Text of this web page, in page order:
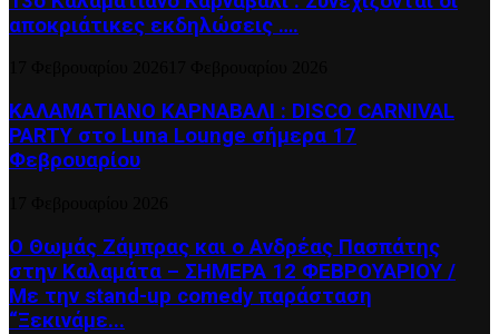
αποκριάτικες εκδηλώσεις ….
ΚΑΛΑΜΑΤΙΑΝΟ ΚΑΡΝΑΒΑΛΙ : DISCO CARNIVAL
PARTY στο Luna Lounge σήμερα 17
Φεβρουαρίου
Ο Θωμάς Ζάμπρας και ο Ανδρέας Πασπάτης
στην Καλαμάτα – ΣΗΜΕΡΑ 12 ΦΕΒΡΟΥΑΡΙΟΥ /
Με την stand-up comedy παράσταση
“Ξεκινάμε...